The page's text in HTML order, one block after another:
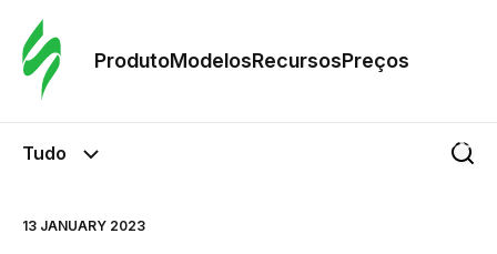
ProdutoModelosRecursosPreços
Tudo
13 JANUARY 2023